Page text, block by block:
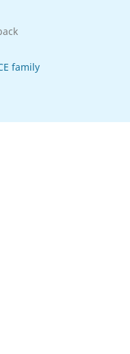
family